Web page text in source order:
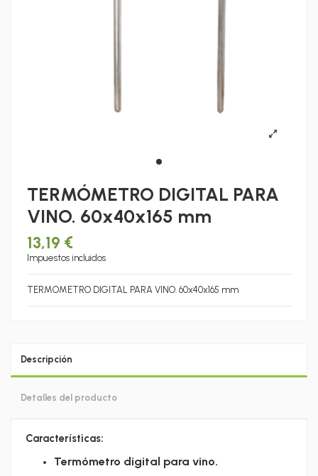
TERMÓMETRO DIGITAL PARA
VINO. 60x40x165 mm
13,19 €
Impuestos incluidos
TERMOMETRO DIGITAL PARA VINO. 60x40x165 mm
Descripción
Detalles del producto
Características:
Termómetro digital para vino.